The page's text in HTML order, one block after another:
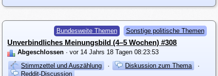
Bundesweite Themen Sonstige politische Themen
Unverbindliches Meinungsbild (4–5 Wochen) #308
Abgeschlossen · vor 14 Jahrs 18 Tagen 08:23:53
Stimmzettel und Auszählung
· Diskussion zum Thema
·
Reddit-Discussion